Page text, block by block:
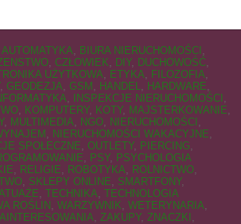
AUTOMATYKA, BIURA NIERUCHOMOŚCI ,
, CZŁOWIEK, DIY, DUCHOWOŚĆ,
UŻYTKOWA, ETYKA, FILOZOFIA,
, GEODEZJA, GSM , HANDEL, HARDWARE,
, INSPEKCJE NIERUCHOMOŚCI ,
, KOMPUTERY, KOTY, MAJSTERKOWANIE,
, MULTIMEDIA, NGO, NIERUCHOMOŚCI ,
, NIERUCHOMOŚCI WAKACYJNE,
SPOŁECZNE, OUTLETY, PIERCING,
, PSY, PSYCHOLOGIA
, RELIGIE, ROBOTYKA, ROLNICTWO,
, SKLEPY ONLINE, SMARTFONY,
, TECHNIKA, TECHNOLOGIA
ROŚLIN , WARZYWNIK, WETERYNARIA,
, ZAKUPY, ZNACZKI ,